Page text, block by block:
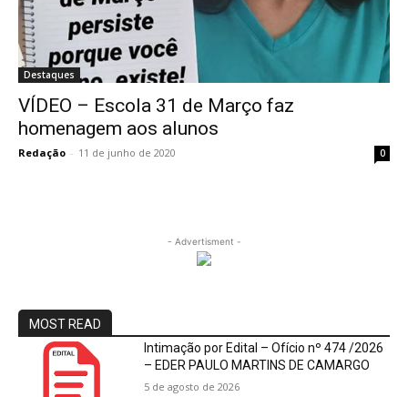
Destaques
VÍDEO – Escola 31 de Março faz
homenagem aos alunos
Redação - 11 de junho de 2020 0
- Advertisment -
MOST READ
Intimação por Edital – Ofício nº 474 /2026
– EDER PAULO MARTINS DE CAMARGO
5 de agosto de 2026